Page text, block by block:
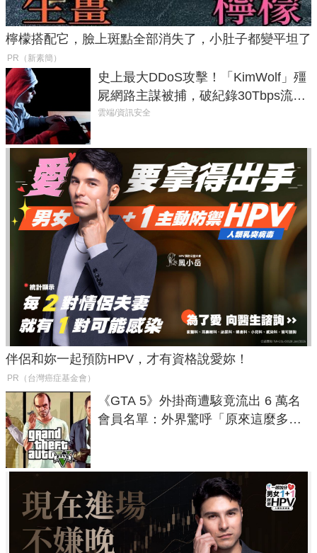
檸檬搭配它，臉上斑點全部消失了，小肚子都變平坦了
PR（新素簡）
史上最大DDoS攻擊！「KimWolf」殭
屍網路主謀被捕，破紀錄30Tbps流量
癱瘓全球！
雲端/資訊安全
伴侶和妳一起預防HPV，才有資格說愛妳！
PR（台灣癌症基金會）
《GTA 5》外掛商遭駭竟流出 6 萬名
會員名單：外界驚呼「原來這麼多人